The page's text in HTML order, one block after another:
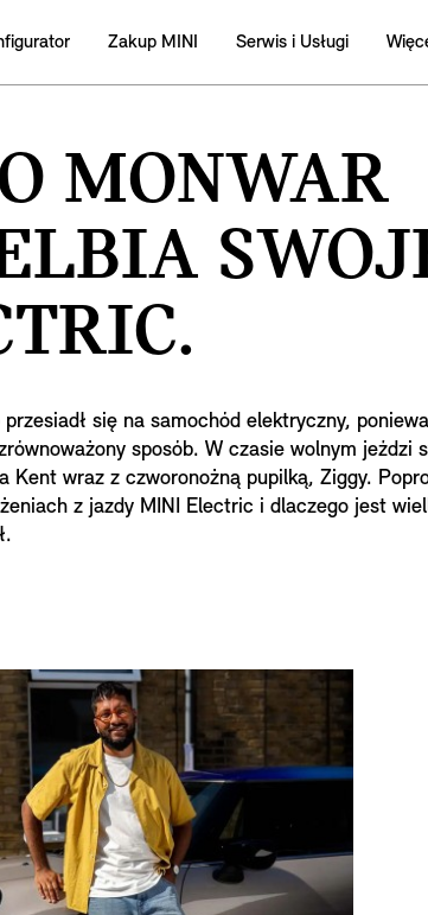
Zakup MINI Serwis i Usługi
MONWAR
się na samochód elektryczny,
sposób. W czasie wolnym jeździ
Kent wraz z czworonożną pupilką, Ziggy.
z jazdy MINI Electric i dlaczego jest